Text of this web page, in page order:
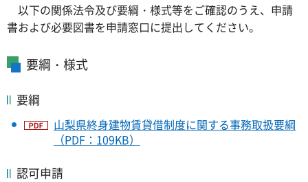
以下の関係法令及び要綱・様式等をご確認のうえ、申請
書および必要図書を申請窓口に提出してください。
要綱・様式
要綱
山梨県終身建物賃貸借制度に関する事務取扱要綱
（PDF：109KB）
認可申請